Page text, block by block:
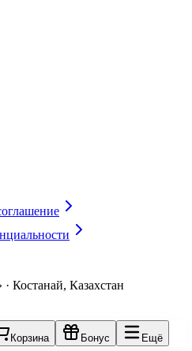
· Костанай, Казахстан
Корзина Бонус Ещё